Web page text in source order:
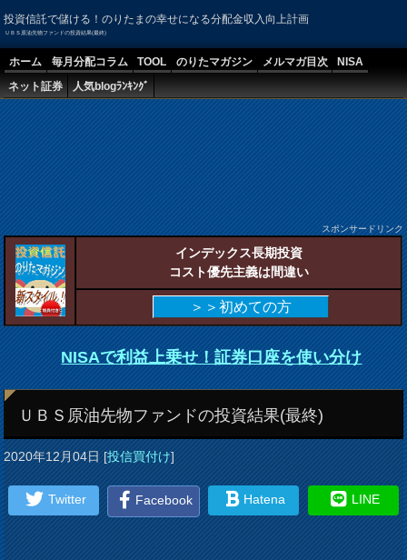
投資信託で儲ける！のりたまの幸せになる分配金収入向上計画
ＵＢＳ原油先物ファンドの投資結果(最終)
ホーム 毎月分配コラム TOOL のりたマガジン メルマガ目次
NISA
ネット証券
人気blogﾗﾝｷﾝｸﾞ
スポンサードリンク
インデックス長期投資
コスト優先主義は間違い
＞＞初めての方
NISAで利益上乗せ！証券口座を使い分け
ＵＢＳ原油先物ファンドの投資結果(最終)
2020年12月04日[投信買付け]
Twitter Facebook Hatena LINE